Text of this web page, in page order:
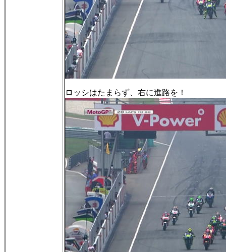
ロッシはたまらず、右に進路を！